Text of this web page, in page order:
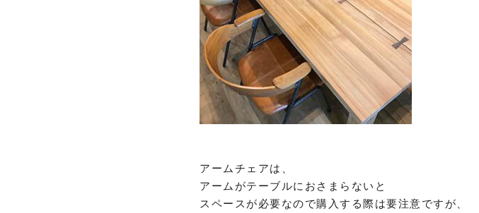
アームチェアは、
アームがテーブルにおさまらないと
スペースが必要なので購入する際は要注意ですが、